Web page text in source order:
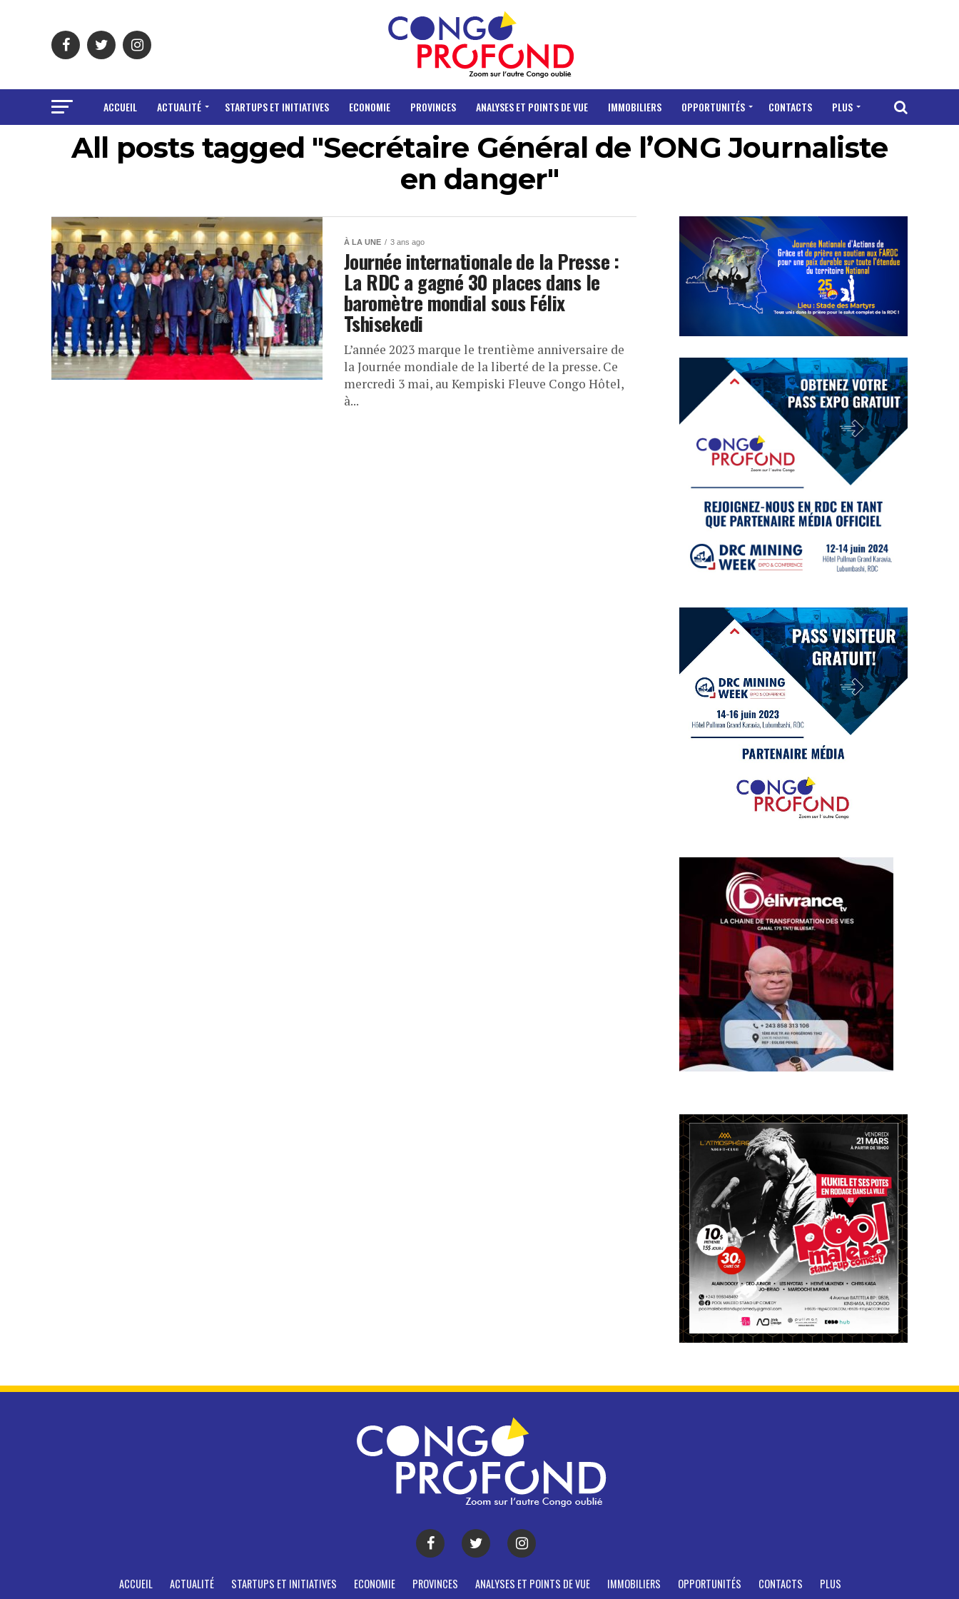
ACCUEIL ACTUALITÉ STARTUPS ET INITIATIVES ECONOMIE PROVINCES ANALYSES ET POINTS DE VUE IMMOBILIERS OPPORTUNITÉS CONTACTS PLUS
All posts tagged "Secrétaire Général de l’ONG Journaliste
en danger"
À LA UNE 3 ans ago
Journée internationale de la Presse :
La RDC a gagné 30 places dans le
baromètre mondial sous Félix
Tshisekedi
L’année 2023 marque le trentième anniversaire de
la Journée mondiale de la liberté de la presse. Ce
mercredi 3 mai, au Kempiski Fleuve Congo Hôtel,
à...
ACCUEIL ACTUALITÉ STARTUPS ET INITIATIVES ECONOMIE PROVINCES ANALYSES ET POINTS DE VUE IMMOBILIERS OPPORTUNITÉS CONTACTS PLUS